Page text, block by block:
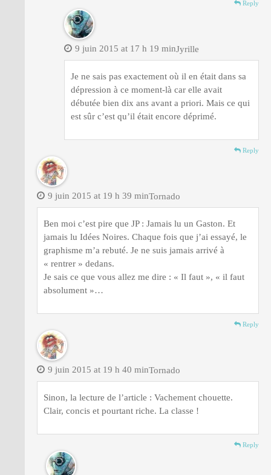
Reply
Jyrille
9 juin 2015 at 17 h 19 min
Je ne sais pas exactement où il en était dans sa
dépression à ce moment-là car elle avait
débutée bien dix ans avant a priori. Mais ce qui
est sûr c’est qu’il était encore déprimé.
Reply
Tornado
9 juin 2015 at 19 h 39 min
Ben moi c’est pire que JP : Jamais lu un Gaston. Et
jamais lu Idées Noires. Chaque fois que j’ai essayé, le
graphisme m’a rebuté. Je ne suis jamais arrivé à
« rentrer » dedans.
Je sais ce que vous allez me dire : « Il faut », « il faut
absolument »…
Reply
Tornado
9 juin 2015 at 19 h 40 min
Sinon, la lecture de l’article : Vachement chouette.
Clair, concis et pourtant riche. La classe !
Reply